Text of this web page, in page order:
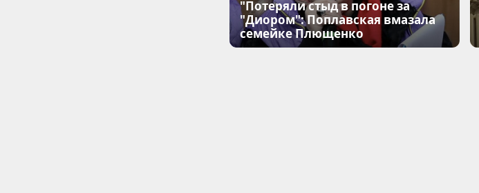
"Потеряли стыд в погоне за
"Диором": Поплавская вмазала
семейке Плющенко